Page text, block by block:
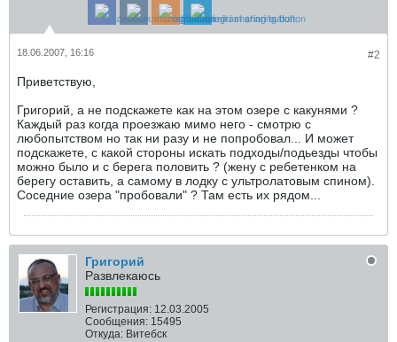
#2
18.06.2007, 16:16
Приветствую,
Григорий, а не подскажете как на этом озере с какунями ?
Каждый раз когда проезжаю мимо него - смотрю с
любопытством но так ни разу и не попробовал... И может
подскажете, с какой стороны искать подходы/подьезды чтобы
можно было и с берега половить ? (жену с ребетенком на
берегу оставить, а самому в лодку с ультролатовым спином).
Соседние озера "пробовали" ? Там есть их рядом...
Григорий
Развлекаюсь
Регистрация: 12.03.2005
Сообщения: 15495
Откуда: Витебск